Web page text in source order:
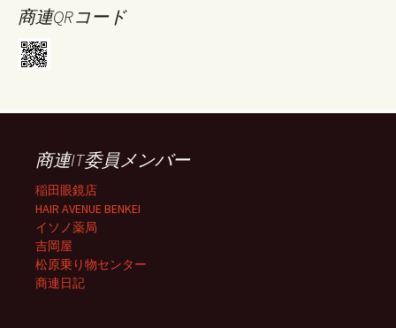
商連QRコード
商連IT委員メンバー
稲田眼鏡店
HAIR AVENUE BENKEI
イソノ薬局
吉岡屋
松原乗り物センター
商連日記